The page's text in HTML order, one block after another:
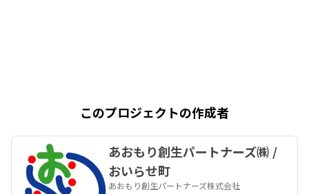
このプロジェクトの作成者
あおもり創生パートナーズ㈱ /
おいらせ町
あおもり創生パートナーズ株式会社